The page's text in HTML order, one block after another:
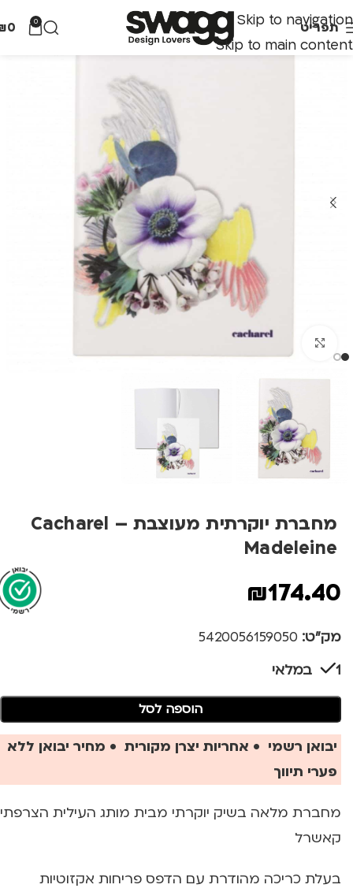
Skip to navigation
Skip to main content
תפריט 0
0
לחצו להגדלה
מחברת יוקרתית מעוצבת Cacharel –
Madeleine
₪174.40
מק"ט: 5420056159050
1 במלאי
הוספה לסל
יבואן רשמי • אחריות יצרן מקורית • מחיר יבואן ללא
פערי תיווך
מחברת מלאה בשיק יוקרתי מבית מותג העילית הצרפתי
קאשרל
בעלת כריכה מהודרת עם הדפס פריחות אקזוטיות